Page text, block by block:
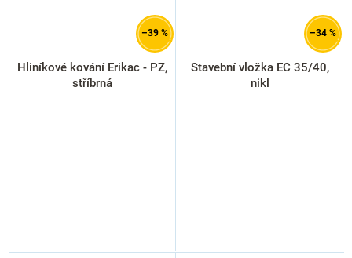
–39 %
Hliníkové kování Erikac - PZ,
stříbrná
–34 %
Stavební vložka EC 35/40,
nikl